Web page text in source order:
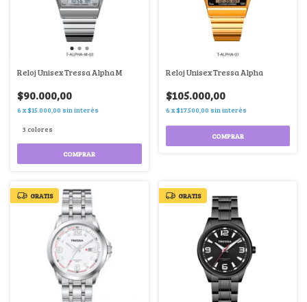
Reloj Unisex Tressa Alpha M
$90.000,00
6 x$15.000,00 sin interés
3 colores
COMPRAR
Reloj Unisex Tressa Alpha
$105.000,00
6 x$17.500,00 sin interés
COMPRAR
GRATIS GRATIS